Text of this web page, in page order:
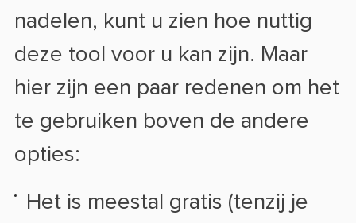
nadelen, kunt u zien hoe nuttig
deze tool voor u kan zijn. Maar
hier zijn een paar redenen om het
te gebruiken boven de andere
opties:
Het is meestal gratis (tenzij je